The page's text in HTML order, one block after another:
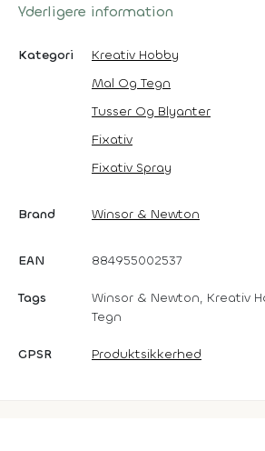
Yderligere information
Kategori
Kreativ Hobby
Mal Og Tegn
Tusser Og Blyanter
Fixativ
Fixativ Spray
Brand Winsor & Newton
EAN 884955002537
Tags
Winsor & Newton, Kreativ
Tegn
GPSR Produktsikkerhed